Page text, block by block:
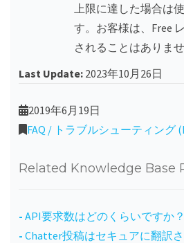
上限に達した場合は
す。お客様は、Free
されることはありませ
Last Update: 2023年10月26日
2019年6月19日
FAQ / トラブルシューティング
Related Knowledge Base
API要求数はどのくらいですか？
Chatter投稿はセキュアに翻訳